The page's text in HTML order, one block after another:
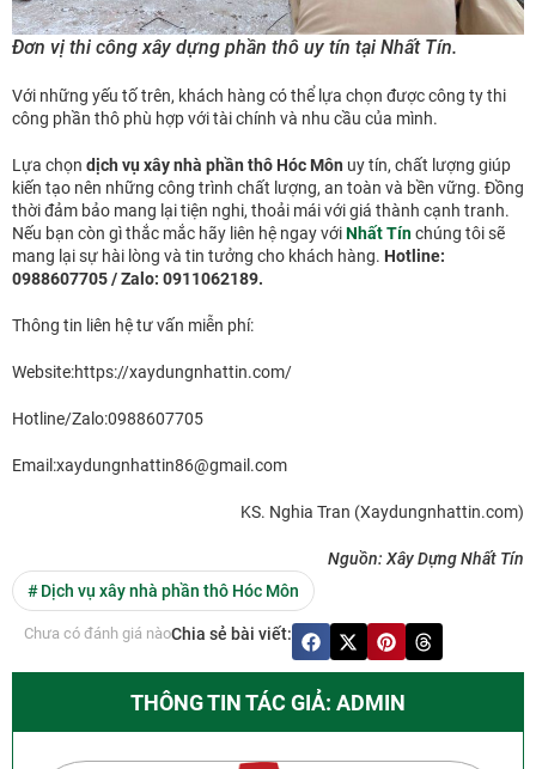
Đơn vị thi công xây dựng phần thô uy tín tại Nhất Tín.
Với những yếu tố trên, khách hàng có thể lựa chọn được công ty thi
công phần thô phù hợp với tài chính và nhu cầu của mình.
Lựa chọn dịch vụ xây nhà phần thô Hóc Môn uy tín, chất lượng giúp
kiến tạo nên những công trình chất lượng, an toàn và bền vững. Đồng
thời đảm bảo mang lại tiện nghi, thoải mái với giá thành cạnh tranh.
Nếu bạn còn gì thắc mắc hãy liên hệ ngay vớiNhất Tínchúng tôi sẽ
mang lại sự hài lòng và tin tưởng cho khách hàng. Hotline:
0988607705 / Zalo: 0911062189.
Thông tin liên hệ tư vấn miễn phí:
Website:https://xaydungnhattin.com/
Hotline/Zalo:0988607705
Email:xaydungnhattin86@gmail.com
KS. Nghia Tran (Xaydungnhattin.com)
Nguồn: Xây Dựng Nhất Tín
#Dịch vụ xây nhà phần thô Hóc Môn
Chưa có đánh giá nàoChia sẻ bài viết:
THÔNG TIN TÁC GIẢ: ADMIN